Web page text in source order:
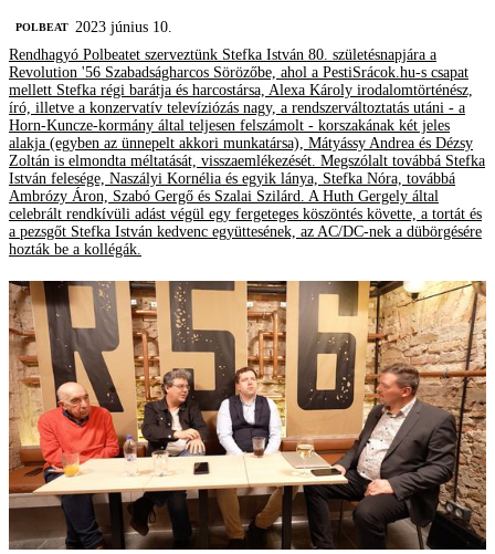
‎POLBEAT
2023 június 10.
Rendhagyó Polbeatet szerveztünk Stefka István 80. születésnapjára a
Revolution '56 Szabadságharcos Sörözőbe, ahol a PestiSrácok.hu-s csapat
mellett Stefka régi barátja és harcostársa, Alexa Károly irodalomtörténész,
író, illetve a konzervatív televíziózás nagy, a rendszerváltoztatás utáni - a
Horn-Kuncze-kormány által teljesen felszámolt - korszakának két jeles
alakja (egyben az ünnepelt akkori munkatársa), Mátyássy Andrea és Dézsy
Zoltán is elmondta méltatását, visszaemlékezését. Megszólalt továbbá Stefka
István felesége, Naszályi Kornélia és egyik lánya, Stefka Nóra, továbbá
Ambrózy Áron, Szabó Gergő és Szalai Szilárd. A Huth Gergely által
celebrált rendkívüli adást végül egy fergeteges köszöntés követte, a tortát és
a pezsgőt Stefka István kedvenc együttesének, az AC/DC-nek a dübörgésére
hozták be a kollégák.